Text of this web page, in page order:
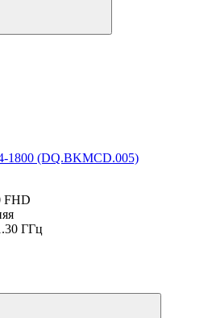
1800 (DQ.BKMCD.005)
FHD
ГГц